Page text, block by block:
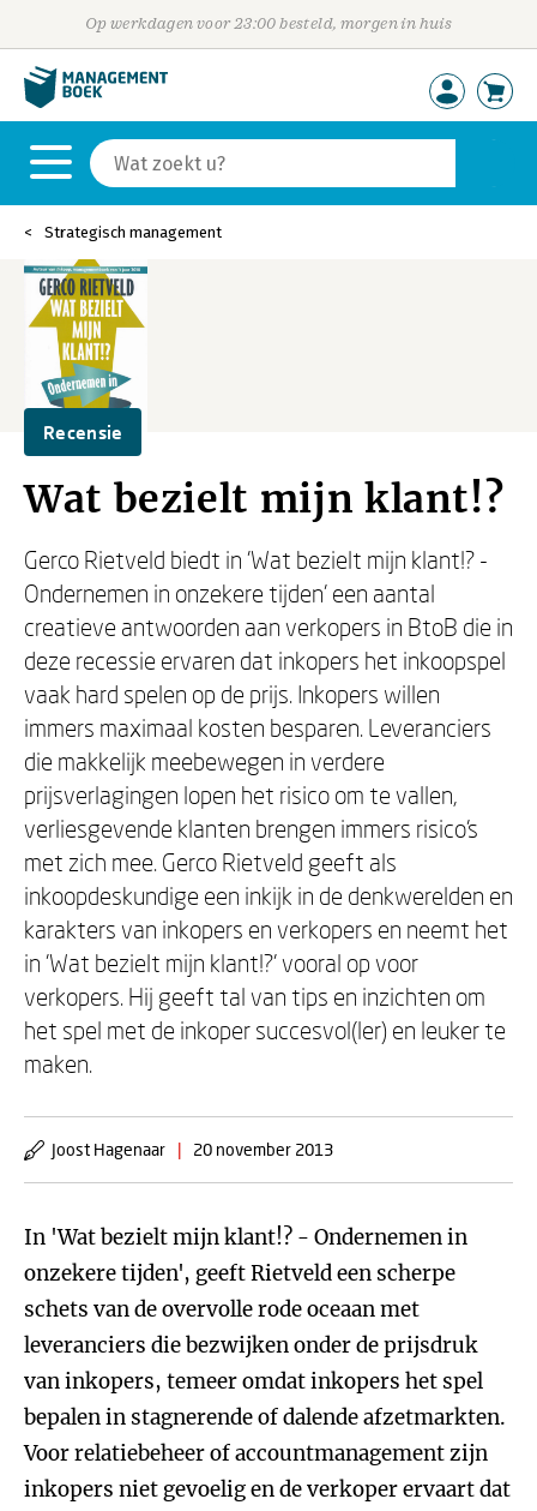
Op werkdagen voor 23:00 besteld, morgen in huis
Strategisch management
Recensie
Wat bezielt mijn klant!?
Gerco Rietveld biedt in 'Wat bezielt mijn klant!? -
Ondernemen in onzekere tijden' een aantal
creatieve antwoorden aan verkopers in BtoB die in
deze recessie ervaren dat inkopers het inkoopspel
vaak hard spelen op de prijs. Inkopers willen
immers maximaal kosten besparen. Leveranciers
die makkelijk meebewegen in verdere
prijsverlagingen lopen het risico om te vallen,
verliesgevende klanten brengen immers risico's
met zich mee. Gerco Rietveld geeft als
inkoopdeskundige een inkijk in de denkwerelden en
karakters van inkopers en verkopers en neemt het
in 'Wat bezielt mijn klant!?' vooral op voor
verkopers. Hij geeft tal van tips en inzichten om
het spel met de inkoper succesvol(ler) en leuker te
maken.
Joost Hagenaar | 20 november 2013
In 'Wat bezielt mijn klant!? - Ondernemen in
onzekere tijden', geeft Rietveld een scherpe
schets van de overvolle rode oceaan met
leveranciers die bezwijken onder de prijsdruk
van inkopers, temeer omdat inkopers het spel
bepalen in stagnerende of dalende afzetmarkten.
Voor relatiebeheer of accountmanagement zijn
inkopers niet gevoelig en de verkoper ervaart dat